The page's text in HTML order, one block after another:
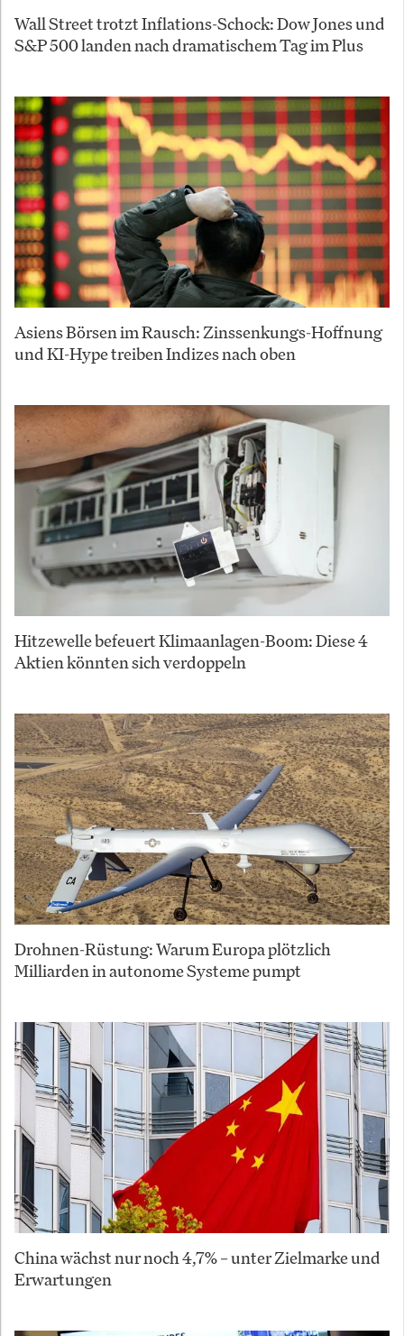
Wall Street trotzt Inflations-Schock: Dow Jones und
S&P 500 landen nach dramatischem Tag im Plus
Asiens Börsen im Rausch: Zinssenkungs-Hoffnung
und KI-Hype treiben Indizes nach oben
Hitzewelle befeuert Klimaanlagen-Boom: Diese 4
Aktien könnten sich verdoppeln
Drohnen-Rüstung: Warum Europa plötzlich
Milliarden in autonome Systeme pumpt
China wächst nur noch 4,7% – unter Zielmarke und
Erwartungen